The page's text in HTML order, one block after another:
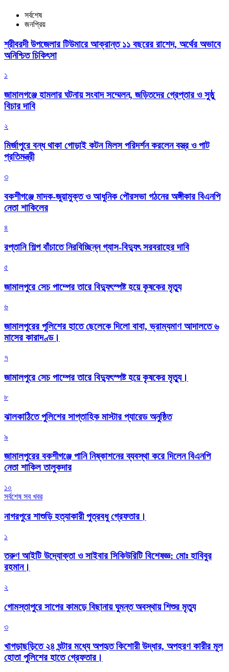
সর্বশেষ
জনপ্রিয়
শ্রীবরদী উপজেলার টিউমারে আক্রান্ত ১১ বছরের রাশেদ, অর্থের অভাবে
অনিশ্চিত চিকিৎসা
১
জামালগঞ্জে হামলার ঘটনায় সংবাদ সম্মেলন, জড়িতদের গ্রেপ্তার ও সুষ্ঠু
বিচার দাবি
২
মির্জাপুরে বন্ধ থাকা গোড়াই কটন মিলস পরিদর্শন করলেন বস্ত্র ও পাট
প্রতিমন্ত্রী
৩
বকশীগঞ্জে মাদক-জুয়ামুক্ত ও আধুনিক পৌরসভা গঠনের অঙ্গীকার বিএনপি
নেতা শাকিলের
৪
রপ্তানি শিল্প বাঁচাতে নিরবিচ্ছিন্ন গ্যাস-বিদ্যুৎ সরবরাহের দাবি
৫
জামালপুরে সেচ পাম্পের তারে বিদ্যুৎস্পষ্ট হয়ে কৃষকের মৃত্যু
৬
জামালপুরের পুলিশের হাতে ছেলেকে দিলো বাবা, ভ্রাম্যমাণ আদালতে ৬
মাসের কারাদণ্ড।
৭
জামালপুরে সেচ পাম্পের তারে বিদ্যুৎস্পষ্ট হয়ে কৃষকের মৃত্যু।
৮
‎ঝালকাঠিতে পুলিশের সাপ্তাহিক মাস্টার প্যারেড অনুষ্ঠিত
৯
জামালপুরের বকশীগঞ্জে পানি নিষ্কাশনের ব্যবস্থা করে দিলেন বিএনপি
নেতা শাকিল তালুকদার
১০
সর্বশেষ সব খবর
নাগরপুরে শাশুড়ি হত্যাকারী পুত্রবধু গ্রেফতার।
১
তরুণ আইটি উদ্যোক্তা ও সাইবার সিকিউরিটি বিশেষজ্ঞ: মোঃ হাবিবুর
রহমান।
২
গোমস্তাপুরে সাপের কামড়ে বিছানায় ঘুমন্ত অবস্থায় শিশুর মৃত্যু
৩
খাগড়াছড়িতে ২৪ ঘন্টার মধ্যে অপহৃত কিশোরী উদ্ধার, অপহরণ কারীর মূল
হোতা পুলিশের হাতে গ্রেফতার।